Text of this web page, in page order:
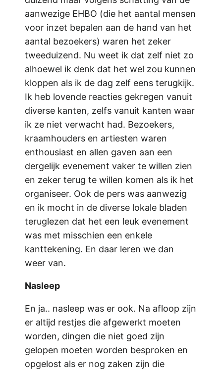
aanwezige EHBO (die het aantal mensen
voor inzet bepalen aan de hand van het
aantal bezoekers) waren het zeker
tweeduizend. Nu weet ik dat zelf niet zo
alhoewel ik denk dat het wel zou kunnen
kloppen als ik de dag zelf eens terugkijk.
Ik heb lovende reacties gekregen vanuit
diverse kanten, zelfs vanuit kanten waar
ik ze niet verwacht had. Bezoekers,
kraamhouders en artiesten waren
enthousiast en allen gaven aan een
dergelijk evenement vaker te willen zien
en zeker terug te willen komen als ik het
organiseer. Ook de pers was aanwezig
en ik mocht in de diverse lokale bladen
teruglezen dat het een leuk evenement
was met misschien een enkele
kanttekening. En daar leren we dan
weer van.
Nasleep
En ja.. nasleep was er ook. Na afloop zijn
er altijd restjes die afgewerkt moeten
worden, dingen die niet goed zijn
gelopen moeten worden besproken en
opgelost als er nog zaken zijn die